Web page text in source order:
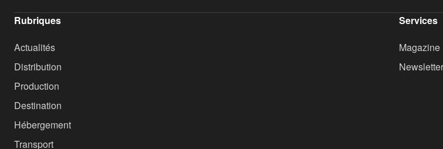
Rubriques
Actualités
Distribution
Production
Destination
Hébergement
Transport
Services
Magazine
Newsletter